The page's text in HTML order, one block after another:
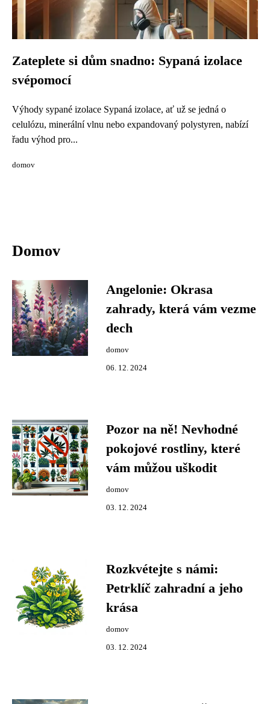
Zateplete si dům snadno: Sypaná izolace
svépomocí
Výhody sypané izolace Sypaná izolace, ať už se jedná o
celulózu, minerální vlnu nebo expandovaný polystyren, nabízí
řadu výhod pro...
domov
Domov
Angelonie: Okrasa
zahrady, která vám vezme
dech
domov
06. 12. 2024
Pozor na ně! Nevhodné
pokojové rostliny, které
vám můžou uškodit
domov
03. 12. 2024
Rozkvétejte s námi:
Petrklíč zahradní a jeho
krása
domov
03. 12. 2024